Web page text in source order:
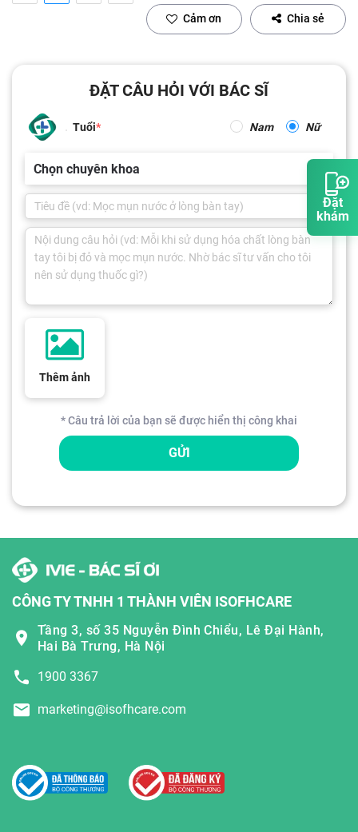
Đặt
khám
Cảm ơn Chia sẻ
ĐẶT CÂU HỎI VỚI BÁC SĨ
Tuổi Nam Nữ
Chọn chuyên khoa
Thêm ảnh
* Câu trả lời của bạn sẽ được hiển thị công khai
GỬI
CÔNG TY TNHH 1 THÀNH VIÊN ISOFHCARE
Tầng 3, số 35 Nguyễn Đình Chiểu, Lê Đại Hành,
Hai Bà Trưng, Hà Nội
1900 3367
marketing@isofhcare.com